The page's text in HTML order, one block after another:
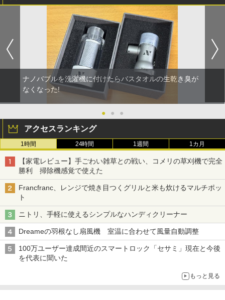
ナノバブルを洗濯機に付けたらバスタオルの生乾き臭が
なくなった!
● ● ●
アクセスランキング
1時間 24時間 1週間 1カ月
【家電レビュー】手ごわい雑草との戦い、コメリの草刈機で完全
勝利 掃除機感覚で使えた
Francfranc、レンジで焼き目つくグリルと米も炊けるマルチポッ
ト
ニトリ、手軽に使えるシンプルなハンディクリーナー
Dreameの羽根なし扇風機 室温に合わせて風量自動調整
100万ユーザー達成間近のスマートロック「セサミ」現在と今後
を代表に聞いた
もっと見る